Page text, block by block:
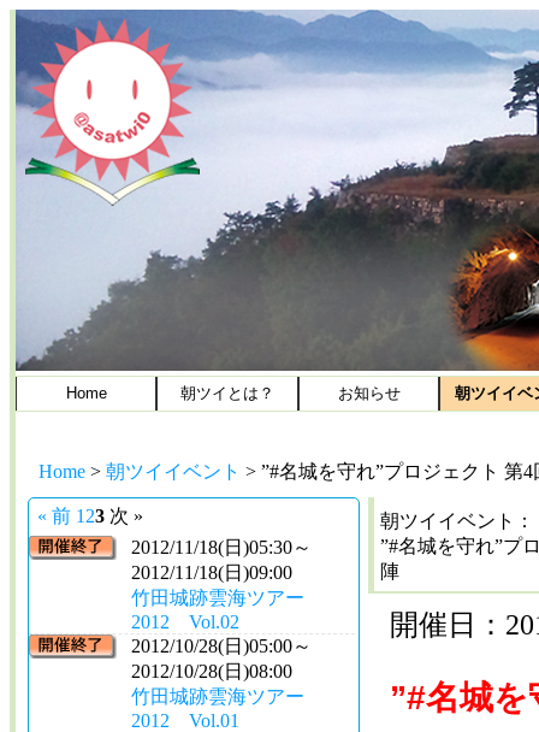
Home 朝ツイとは？ お知らせ 朝ツイイベ
Home > 朝ツイイベント > ”#名城を守れ”プロジェクト
« 前 1 23 次 »
2012/11/18(日)05:30～
2012/11/18(日)09:00
竹田城跡雲海ツアー
2012 Vol.02
2012/10/28(日)05:00～
2012/10/28(日)08:00
竹田城跡雲海ツアー
2012 Vol.01
朝ツイイベント：
”#名城を守れ”プ
陣
開催日：
”#名城